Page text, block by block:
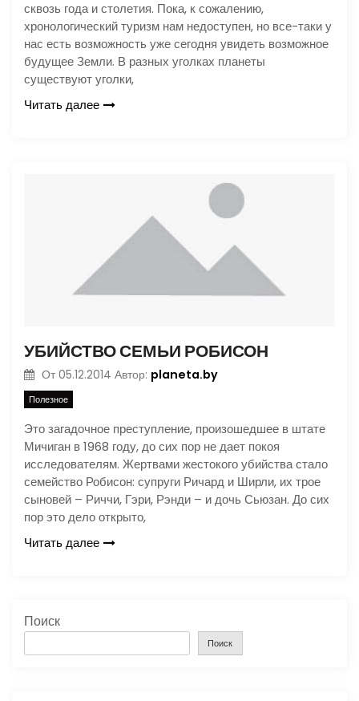
сквозь года и столетия. Пока, к сожалению,
хронологический туризм нам недоступен, но все-таки у
нас есть возможность уже сегодня увидеть возможное
будущее Земли. В разных уголках планеты
существуют уголки,
Читать далее
УБИЙСТВО СЕМЬИ РОБИСОН
От 05.12.2014 Автор: planeta.by
Полезное
Это загадочное преступление, произошедшее в штате
Мичиган в 1968 году, до сих пор не дает покоя
исследователям. Жертвами жестокого убийства стало
семейство Робисон: супруги Ричард и Ширли, их трое
сыновей – Риччи, Гэри, Рэнди – и дочь Сьюзан. До сих
пор это дело открыто,
Читать далее
Поиск
Поиск